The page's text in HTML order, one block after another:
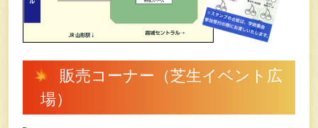
販売コーナー（芝⽣イベント広
場）